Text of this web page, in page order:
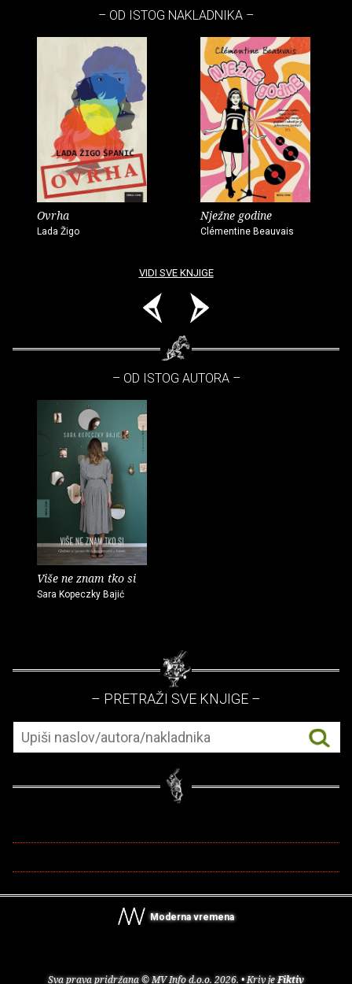
– OD ISTOG NAKLADNIKA –
Ovrha
Lada Žigo
Nježne godine
Clémentine Beauvais
VIDI SVE KNJIGE
– OD ISTOG AUTORA –
Više ne znam tko si
Sara Kopeczky Bajić
– PRETRAŽI SVE KNJIGE –
Moderna vremena
Sva prava pridržana © MV Info d.o.o. 2026. • Kriv jeFiktiv